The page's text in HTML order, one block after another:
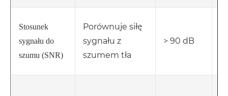
Stosunek
sygnału do
szumu (SNR)
Porównuje siłę
sygnału z
szumem tła
> 90 dB